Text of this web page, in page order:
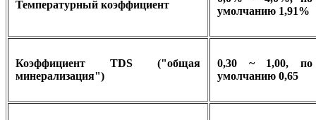
Температурный коэффициент
умолчанию 1,91%
Коэффициент TDS ("общая
минерализация")
0,30 ~ 1,00, по
умолчанию 0,65